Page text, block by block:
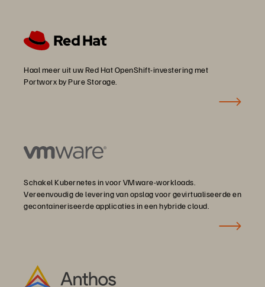
Haal meer uit uw Red Hat OpenShift-investering met
Portworx by Pure Storage.
Schakel Kubernetes in voor VMware-workloads.
Vereenvoudig de levering van opslag voor gevirtualiseerde en
gecontaineriseerde applicaties in een hybride cloud.